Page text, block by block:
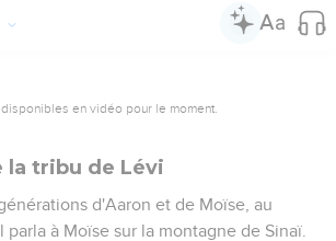
en vidéo pour le moment.
la tribu de Lévi
d'Aaron et de Moïse, au
à Moïse sur la montagne de Sinaï.